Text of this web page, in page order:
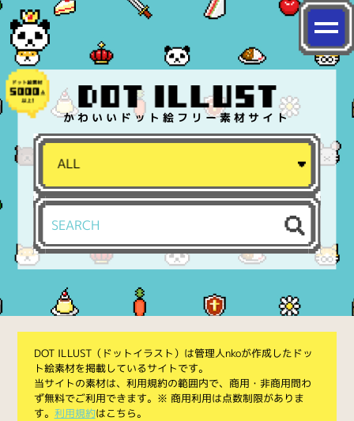
かわいいドット絵フリー素材サイト
DOT ILLUST（ドットイラスト）は管理人nkoが作成したドッ
ト絵素材を掲載しているサイトです。
当サイトの素材は、利用規約の範囲内で、商用・非商用問わ
ず無料でご利用できます。※ 商用利用は点数制限がありま
す。 利用規約はこちら。